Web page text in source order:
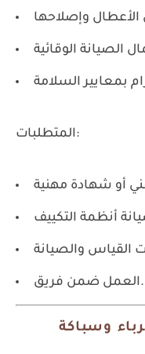
المتطلبات:
العمل ضمن فريق.
وسباكة